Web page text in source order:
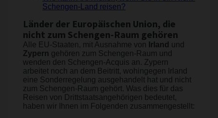
Schengen-Land reisen?
Länder der Europäischen Union, die
nicht zum Schengen-Raum gehören
Alle EU-Staaten, mit Ausnahme von Irland und
Zypern gehören zum Schengen-Raum und
wenden den Schengen-Acquis an. Zypern
arbeitet noch an dem Beitritt, wohingegen Irland
eine Sonderregelung ausgehandelt hat und nicht
zum Schengen-Raum gehört. Was dies für das
Reisen von Drittstaatsangehörigen bedeutet,
haben wir Ihnen im Folgenden zusammengestellt: